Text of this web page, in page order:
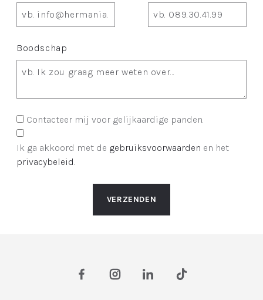
Boodschap
Contacteer mij voor gelijkaardige panden.
Ik ga akkoord met de gebruiksvoorwaarden en het
privacybeleid.
VERZENDEN